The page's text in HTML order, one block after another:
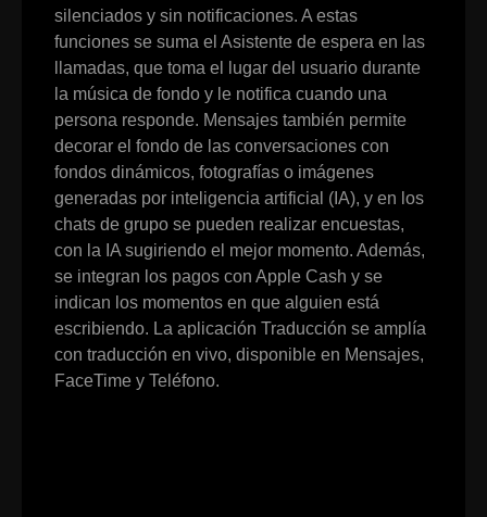
silenciados y sin notificaciones. A estas
funciones se suma el Asistente de espera en las
llamadas, que toma el lugar del usuario durante
la música de fondo y le notifica cuando una
persona responde. Mensajes también permite
decorar el fondo de las conversaciones con
fondos dinámicos, fotografías o imágenes
generadas por inteligencia artificial (IA), y en los
chats de grupo se pueden realizar encuestas,
con la IA sugiriendo el mejor momento. Además,
se integran los pagos con Apple Cash y se
indican los momentos en que alguien está
escribiendo. La aplicación Traducción se amplía
con traducción en vivo, disponible en Mensajes,
FaceTime y Teléfono.